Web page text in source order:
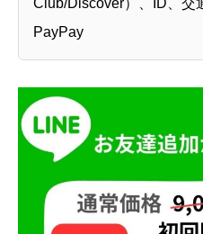
PayPay